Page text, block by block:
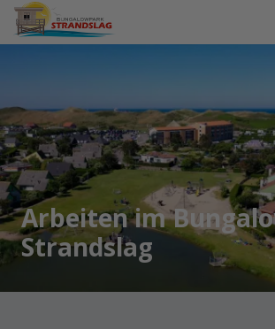
Einloggen
Arbeiten im
Strandslag